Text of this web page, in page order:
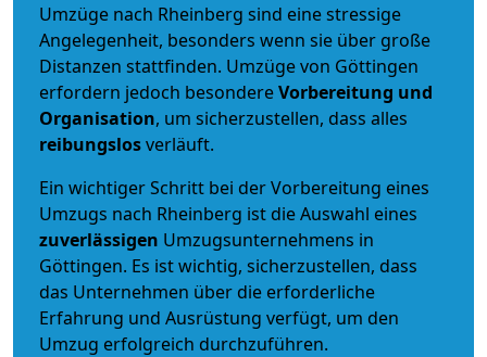
Umzüge nach Rheinberg sind eine stressige
Angelegenheit, besonders wenn sie über große
Distanzen stattfinden. Umzüge von Göttingen
erfordern jedoch besondereVorbereitung und
Organisation, um sicherzustellen, dass alles
reibungslosverläuft.
Ein wichtiger Schritt bei der Vorbereitung eines
Umzugs nach Rheinberg ist die Auswahl eines
zuverlässigen Umzugsunternehmens in
Göttingen. Es ist wichtig, sicherzustellen, dass
das Unternehmen über die erforderliche
Erfahrung und Ausrüstung verfügt, um den
Umzug erfolgreich durchzuführen.